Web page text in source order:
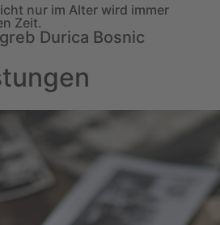
nur im Alter wird immer
Zeit.
Durica Bosnic